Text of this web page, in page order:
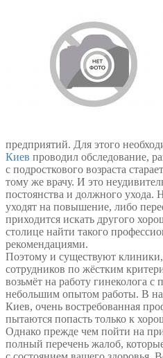
предприятий. Для этого
Киев проводил обследование,
с подросткового возраста
тому же врачу. И это
постоянства и должного ухода.
уходят на повышение, либо
приходится искать другого
столице найти такого
рекомендациями.
Поэтому и существуют
сотрудников по жёстким
возьмёт на работу гинеколога с
небольшим опытом работы. В
Киев, очень востребованная
пытаются попасть только к
Однако прежде чем пойти на
полный перечень жалоб,